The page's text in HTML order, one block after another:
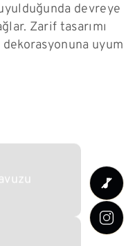
devreye
Zarif tasarımı
uyum